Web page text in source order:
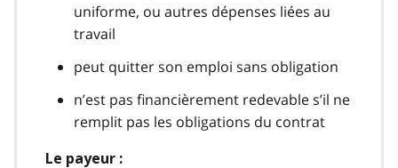
uniforme, ou autres dépenses liées au
travail
peut quitter son emploi sans obligation
n’est pas financièrement redevable s’il ne
remplit pas les obligations du contrat
Le payeur :